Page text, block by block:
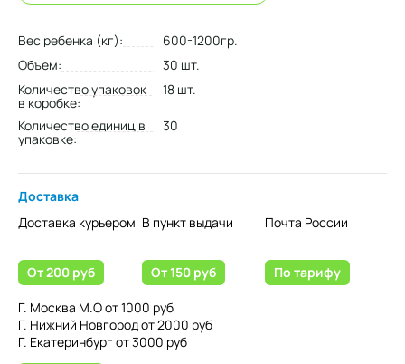
Вес ребенка (кг):
600-1200гр.
Объем:
30 шт.
Количество упаковок
в коробке:
18 шт.
Количество единиц в
упаковке:
30
Доставка
Доставка курьером
От 200 руб
Г. Москва М.О от 1000 руб
Г. Нижний Новгород от 2000 руб
Г. Екатеринбург от 3000 руб
В пункт выдачи
От 150 руб
Почта России
По тарифу